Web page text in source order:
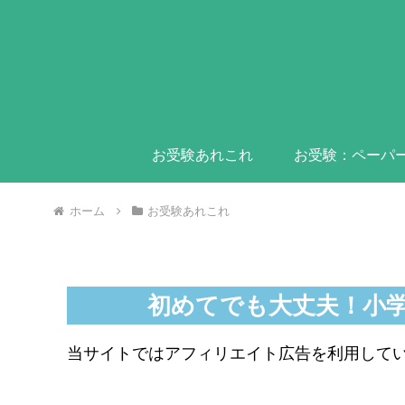
お受験あれこれ お受験：ペーパ
ホーム お受験あれこれ
初めてでも大丈夫！小
当サイトではアフィリエイト広告を利用して